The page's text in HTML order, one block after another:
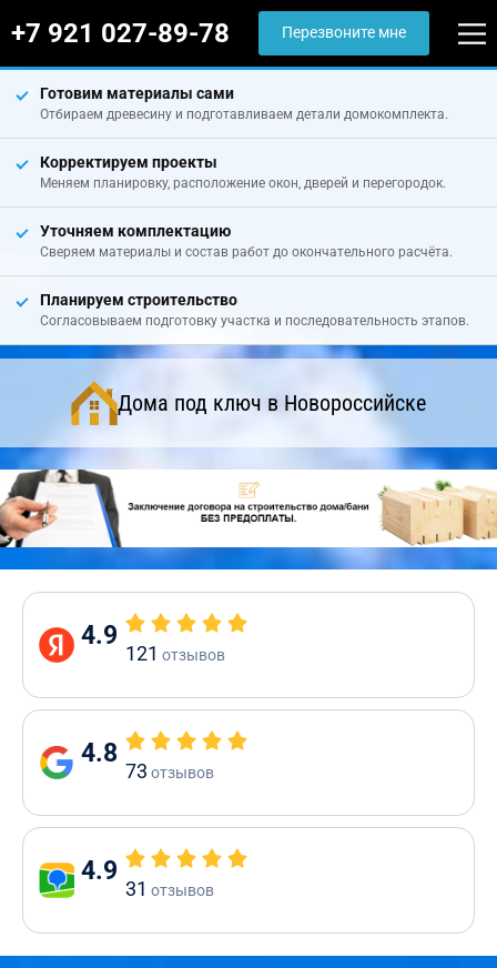
+7 921 027-89-78 Перезвоните мне
Готовим материалы сами
Отбираем древесину и подготавливаем детали домокомплекта.
Корректируем проекты
Меняем планировку, расположение окон, дверей и перегородок.
Уточняем комплектацию
Сверяем материалы и состав работ до окончательного расчёта.
Планируем строительство
Согласовываем подготовку участка и последовательность этапов.
Дома под ключ в Новороссийске
4.9
121 отзывов
4.8
73 отзывов
4.9
31 отзывов